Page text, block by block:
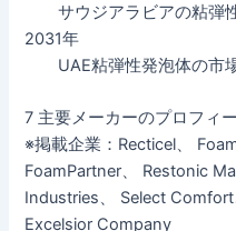
サウジアラビアの粘弾
2031年
UAE粘弾性発泡体の市
7 主要メーカーのプロフィ
※掲載企業：Recticel、
FoamPartner、 Restonic
Industries、 Select
Excelsior Company